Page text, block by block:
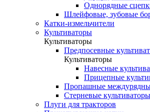
Однорядные
Шлейфовые, зубовые
Катки-измельчители
Культиваторы
Культиваторы
Предпосевные
Культиваторы
Навесные
Прицепные
Пропашные
Стерневые культиваторы
Плуги для тракторов